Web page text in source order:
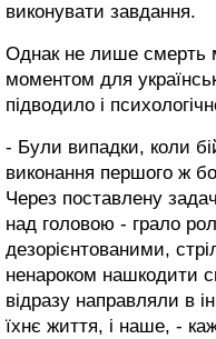
виконувати завдання.
Однак не лише смерть
моментом для
підводило і
- Були випадки, коли
виконання першого ж
Через поставлену
над головою - грало
дезорієнтованими,
ненароком нашкодити
відразу направляли в
їхнє життя, і наше, -